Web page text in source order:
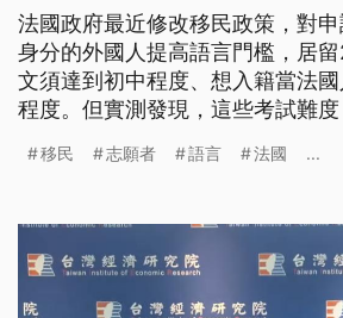
法國政府最近修改移民政策，對
身分的外國人提高語言門檻，居
文須達到初中程度、想入籍當法
程度。但實測發現，這些考試難
居留工作10多年，仍然可能因為
相當影響。
移民 志願者 語言 法國 ...